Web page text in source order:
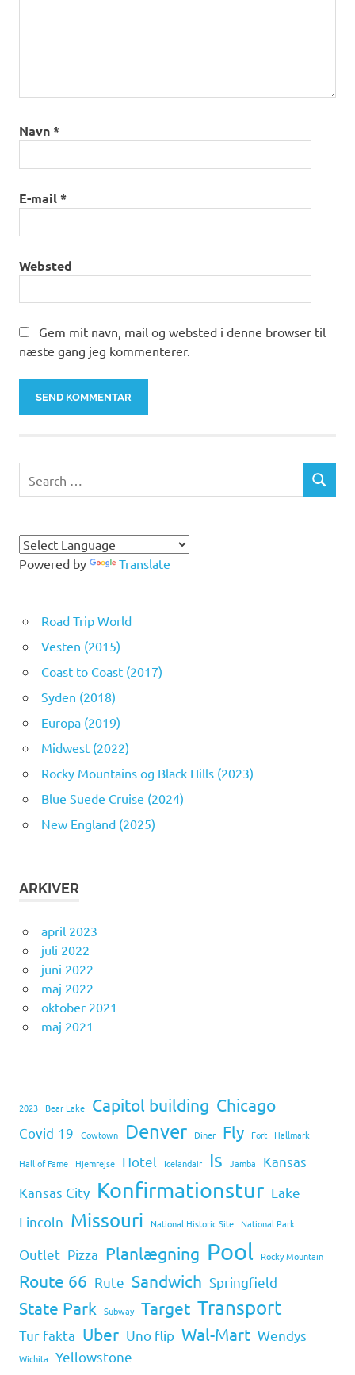
Navn*
E-mail*
Websted
Gem mit navn, mail og websted i denne browser til
næste gang jeg kommenterer.
for:
SEARCH
Powered by Translate
Road Trip World
Vesten (2015)
Coast to Coast (2017)
Syden (2018)
Europa (2019)
Midwest (2022)
Rocky Mountains og Black Hills (2023)
Blue Suede Cruise (2024)
New England (2025)
ARKIVER
april 2023
juli 2022
juni 2022
maj 2022
oktober 2021
maj 2021
2023 Bear Lake Capitol building Chicago
Covid-19 Cowtown Denver Diner Fly Fort Hallmark
Hall of Fame Hjemrejse Hotel Icelandair Is Jamba
Kansas
Kansas City Konfirmationstur Lake
Lincoln Missouri National Historic Site National Park
Outlet Pizza Planlægning Pool Rocky Mountain
Route 66 Rute Sandwich Springfield
State Park Subway Target Transport
Tur fakta Uber Uno flip Wal-Mart Wendys
Wichita Yellowstone